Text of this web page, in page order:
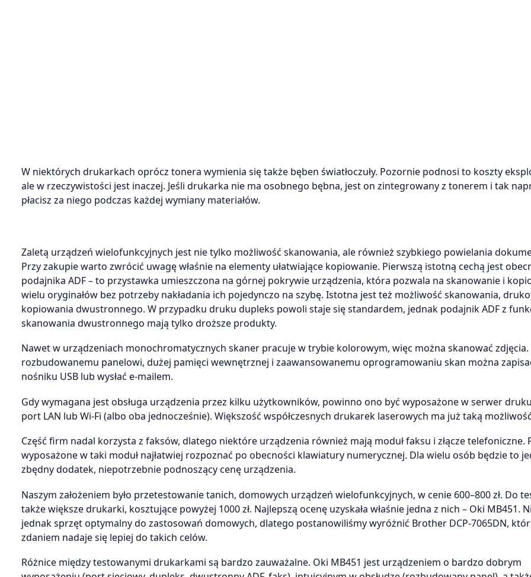
W niektórych drukarkach oprócz tonera wymienia się także bęben światłoczuły. Pozornie podnosi to koszty
ale w rzeczywistości jest inaczej. Jeśli drukarka nie ma osobnego bębna, jest on zintegrowany z tonerem i tak
płacisz za niego podczas każdej wymiany materiałów.
Zaletą urządzeń wielofunkcyjnych jest nie tylko możliwość skanowania, ale również szybkiego powielania
Przy zakupie warto zwrócić uwagę właśnie na elementy ułatwiające kopiowanie. Pierwszą istotną cechą jest
podajnika ADF – to przystawka umieszczona na górnej pokrywie urządzenia, która pozwala na skanowanie i
wielu oryginałów bez potrzeby nakładania ich pojedynczo na szybę. Istotna jest też możliwość skanowania,
kopiowania dwustronnego. W przypadku druku dupleks powoli staje się standardem, jednak podajnik ADF z
skanowania dwustronnego mają tylko droższe produkty.
Nawet w urządzeniach monochromatycznych skaner pracuje w trybie kolorowym, więc można skanować zdjęcia.
rozbudowanemu panelowi, dużej pamięci wewnętrznej i zaawansowanemu oprogramowaniu skan można
nośniku USB lub wysłać e-mailem.
Gdy wymagana jest obsługa urządzenia przez kilku użytkowników, powinno ono być wyposażone w serwer
port LAN lub Wi-Fi (albo oba jednocześnie). Większość współczesnych drukarek laserowych ma już taką
Część firm nadal korzysta z faksów, dlatego niektóre urządzenia również mają moduł faksu i złącze telefoniczne.
wyposażone w taki moduł najłatwiej rozpoznać po obecności klawiatury numerycznej. Dla wielu osób będzie to
zbędny dodatek, niepotrzebnie podnoszący cenę urządzenia.
Naszym założeniem było przetestowanie tanich, domowych urządzeń wielofunkcyjnych, w cenie 600–800 zł. Do
także większe drukarki, kosztujące powyżej 1000 zł. Najlepszą ocenę uzyskała właśnie jedna z nich – Oki MB451.
jednak sprzęt optymalny do zastosowań domowych, dlatego postanowiliśmy wyróżnić Brother DCP-7065DN,
zdaniem nadaje się lepiej do takich celów.
Różnice między testowanymi drukarkami są bardzo zauważalne. Oki MB451 jest urządzeniem o bardzo dobrym